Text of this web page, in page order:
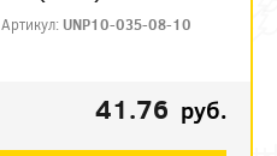
Артикул: UNP10-035-08-10
41.76 руб.